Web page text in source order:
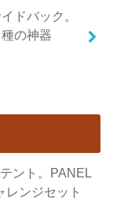
ドバック。
の神器
ント。PANEL
レンジセット